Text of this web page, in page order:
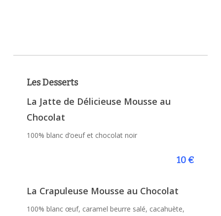
Les Desserts
La Jatte de Délicieuse Mousse au
Chocolat
100% blanc d’oeuf et chocolat noir
10 €
La Crapuleuse Mousse au Chocolat
100% blanc œuf, caramel beurre salé, cacahuète,